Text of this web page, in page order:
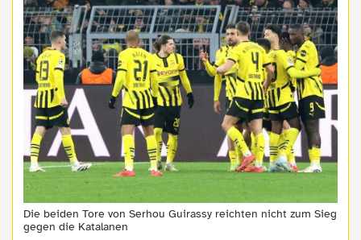
Die beiden Tore von Serhou Guirassy reichten nicht zum Sieg
gegen die Katalanen